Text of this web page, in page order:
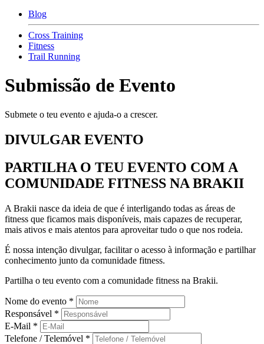
Blog
Cross Training
Fitness
Trail Running
Submissão de Evento
Submete o teu evento e ajuda-o a crescer.
DIVULGAR EVENTO
PARTILHA O TEU EVENTO COM A
COMUNIDADE FITNESS NA BRAKII
A Brakii nasce da ideia de que é interligando todas as áreas de
fitness que ficamos mais disponíveis, mais capazes de recuperar,
mais ativos e mais atentos para aproveitar tudo o que nos rodeia.
É nossa intenção divulgar, facilitar o acesso à informação e partilhar
conhecimento junto da comunidade fitness.
Partilha o teu evento com a comunidade fitness na Brakii.
Nome do evento *
Responsável *
E-Mail *
Telefone / Telemóvel *